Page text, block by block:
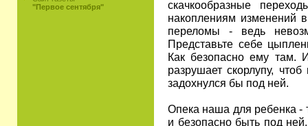
"Первое сентября"
скачкообразные
накоплениям изменений
переломы - ведь
Представьте себе
Как безопасно ему там.
разрушает скорлупу,
задохнулся бы под ней.
Опека наша для ребенка -
и безопасно быть под